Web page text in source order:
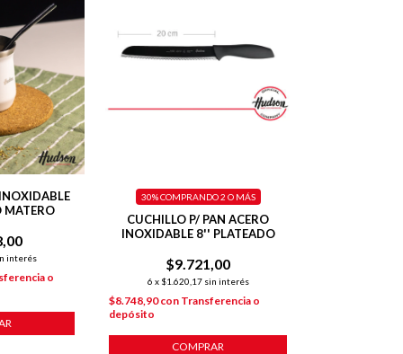
MATERO
interés
o
CUCHILLO P/ PAN ACERO
INOXIDABLE 8'' PLATEADO
$9.721,00
6 x $1.620,17 sin interés
30%COMPRANDO 2 O MÁS
$8.748,90con Transferencia o
depósito
COMPRAR